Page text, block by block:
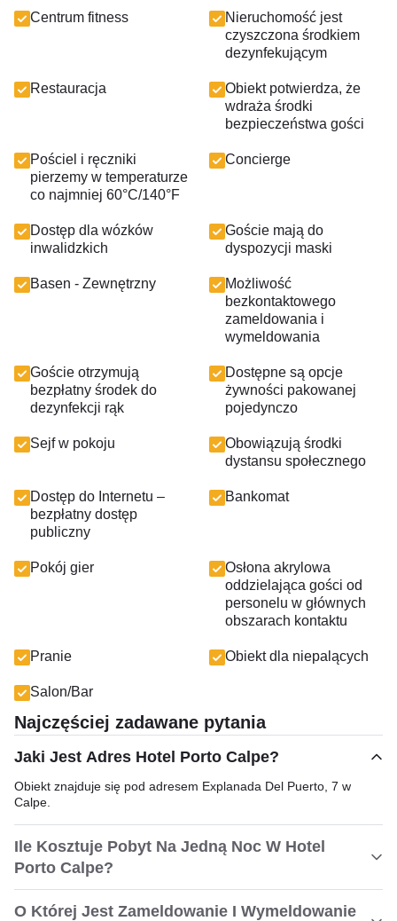
Centrum fitness
Nieruchomość jest
czyszczona środkiem
dezynfekującym
Restauracja
Obiekt potwierdza, że
wdraża środki
bezpieczeństwa gości
Pościel i ręczniki
pierzemy w temperaturze
co najmniej 60°C/140°F
Concierge
Dostęp dla wózków
inwalidzkich
Goście mają do
dyspozycji maski
Basen - Zewnętrzny
Możliwość
bezkontaktowego
zameldowania i
wymeldowania
Goście otrzymują
bezpłatny środek do
dezynfekcji rąk
Dostępne są opcje
żywności pakowanej
pojedynczo
Sejf w pokoju
Obowiązują środki
dystansu społecznego
Dostęp do Internetu –
bezpłatny dostęp
publiczny
Bankomat
Pokój gier
Osłona akrylowa
oddzielająca gości od
personelu w głównych
obszarach kontaktu
Pranie Obiekt dla niepalących
Salon/Bar
Najczęściej zadawane pytania
Jaki Jest Adres Hotel Porto Calpe?
Obiekt znajduje się pod adresem Explanada Del Puerto, 7 w
Calpe.
Ile Kosztuje Pobyt Na Jedną Noc W Hotel
Porto Calpe?
O Której Jest Zameldowanie I Wymeldowanie